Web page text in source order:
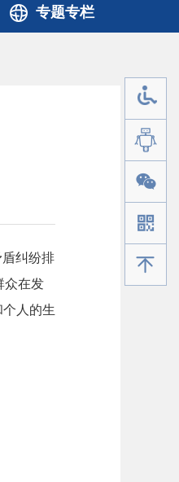
专题专栏
纠纷排
众在发
人的生
手机版